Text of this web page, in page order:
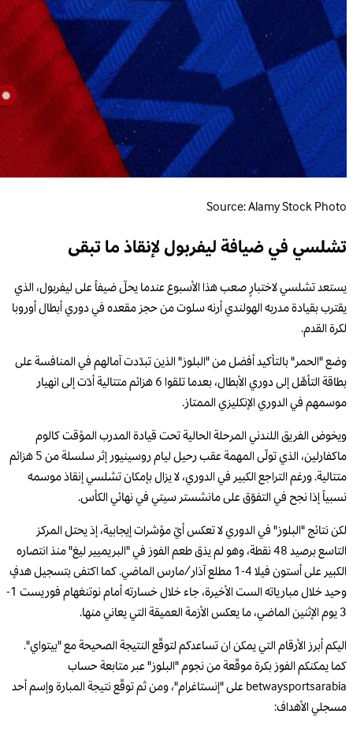
Source: Alamy Stock Photo
تشلسي في ضيافة ليفربول لإنقاذ ما تبقى
يستعد تشلسي لاختبارٍ صعب هذا الأسبوع عندما يحلّ ضيفاً على ليفربول، الذي
يقترب بقيادة مدربه الهولندي أرنه سلوت من حجز مقعده في دوري أبطال أوروبا
لكرة القدم.
وضع "الحمر" بالتأكيد أفضل من "البلوز" الذين تبدّدت آمالهم في المنافسة على
بطاقة التأهّل إلى دوري الأبطال، بعدما تلقوا 6 هزائم متتالية أدّت إلى انهيار
موسمهم في الدوري الإنكليزي الممتاز.
ويخوض الفريق اللندني المرحلة الحالية تحت قيادة المدرب المؤقت كالوم
ماكفارلين، الذي تولّى المهمة عقب رحيل ليام روسينيور إثر سلسلة من 5 هزائم
متتالية. ورغم التراجع الكبير في الدوري، لا يزال بإمكان تشلسي إنقاذ موسمه
نسبياً إذا نجح في التفوّق على مانشستر سيتي في نهائي الكأس.
لكن نتائج "البلوز" في الدوري لا تعكس أيّ مؤشرات إيجابية، إذ يحتل المركز
التاسع برصيد 48 نقطة، وهو لم يذق طعم الفوز في "البريميير ليغ" منذ انتصاره
الكبير على أستون فيلا 4-1 مطلع آذار/مارس الماضي. كما اكتفى بتسجيل هدفٍ
وحيد خلال مبارياته الست الأخيرة، جاء خلال خسارته أمام نوتنغهام فوريست 1-
3 يوم الإثنين الماضي، ما يعكس الأزمة العميقة التي يعاني منها.
اليكم أبرز الأرقام التي يمكن ان تساعدكم لتوقّع النتيجة الصحيحة مع "بيتواي".
كما يمكنكم الفوز بكرة موقّعة من نجوم "البلوز" عبر متابعة حساب
betwaysportsarabia على "إنستاغرام"، ومن ثم توقّع نتيجة المبارة وإسم أحد
مسجلي الأهداف: